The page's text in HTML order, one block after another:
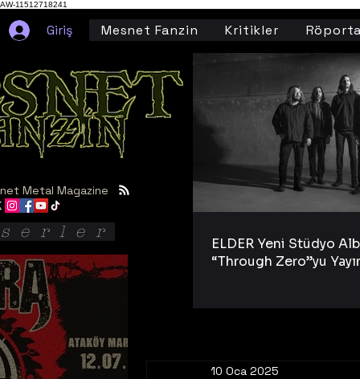
AW-11512718241
Giriş Mesnet Fanzin Kritikler
10 Oca 2025
Metal Magazine
ELDER Yeni Stüdyo
“Through Zero”yu